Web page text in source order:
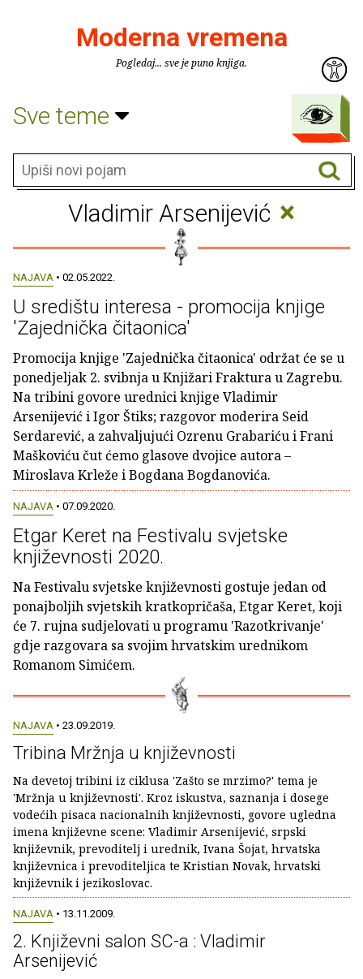
Moderna vremena
Pogledaj... sve je puno knjiga.
Sve teme
Vladimir Arsenijević ×
NAJAVA • 02.05.2022.
U središtu interesa - promocija knjige
'Zajednička čitaonica'
Promocija knjige 'Zajednička čitaonica' održat će se u
ponedjeljak 2. svibnja u Knjižari Fraktura u Zagrebu.
Na tribini govore urednici knjige Vladimir
Arsenijević i Igor Štiks; razgovor moderira Seid
Serdarević, a zahvaljujući Ozrenu Grabariću i Frani
Maškoviću čut ćemo glasove dvojice autora –
Miroslava Krleže i Bogdana Bogdanovića.
NAJAVA • 07.09.2020.
Etgar Keret na Festivalu svjetske
književnosti 2020.
Na Festivalu svjetske književnosti gostuje jedan od
ponajboljih svjetskih kratkopričaša, Etgar Keret, koji
će 7. rujna sudjelovati u programu 'Razotkrivanje'
gdje razgovara sa svojim hrvatskim urednikom
Romanom Simićem.
NAJAVA • 23.09.2019.
Tribina Mržnja u književnosti
Na devetoj tribini iz ciklusa 'Zašto se mrzimo?' tema je
'Mržnja u književnosti'. Kroz iskustva, saznanja i dosege
vodećih pisaca nacionalnih književnosti, govore ugledna
imena književne scene: Vladimir Arsenijević, srpski
književnik, prevoditelj i urednik, Ivana Šojat, hrvatska
književnica i prevoditeljica te Kristian Novak, hrvatski
književnik i jezikoslovac.
NAJAVA • 13.11.2009.
2. Književni salon SC-a : Vladimir
Arsenijević